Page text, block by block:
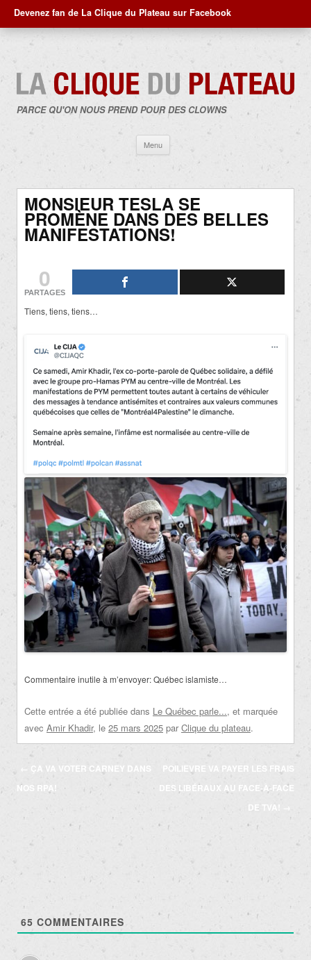
Devenez fan de La Clique du Plateau sur Facebook
PARCE QU'ON NOUS PREND POUR DES CLOWNS
Menu
contenu
MONSIEUR TESLA SE
PROMÈNE DANS DES BELLES
MANIFESTATIONS!
0
PARTAGES
Tiens, tiens, tiens…
Commentaire inutile à m’envoyer: Québec islamiste…
Cette entrée a été publiée dans Le Québec parle..., et marquée
avec Amir Khadir, le 25 mars 2025 par Clique du plateau.
Navigation
des
←
ÇA VA VOTER CARNEY DANS
NOS RPA!
POILIEVRE VA PAYER LES FRAIS
DES LIBÉRAUX AU FACE-À-FACE
DE TVA!
→
65 COMMENTAIRES